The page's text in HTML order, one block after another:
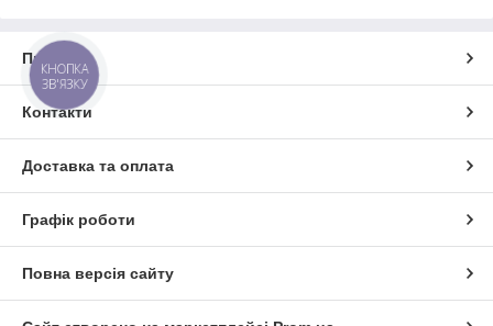
Про нас
Контакти
Доставка та оплата
Графік роботи
Повна версія сайту
КНОПКА
ЗВ'ЯЗКУ